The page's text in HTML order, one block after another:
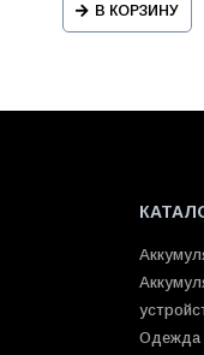
В КОРЗИНУ
Одежда